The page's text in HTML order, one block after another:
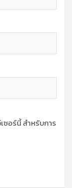
ซอร์นี้ สำหรับการ